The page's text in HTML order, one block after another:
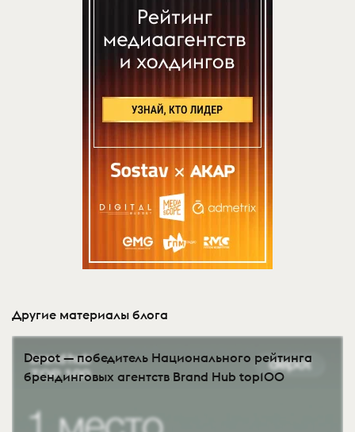
Другие материалы блога
Depot — победитель Национального рейтинга
брендинговых агентств Brand Hub top100